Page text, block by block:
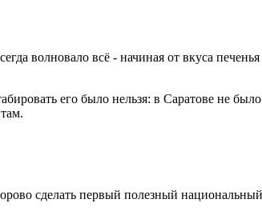
волновало всё - начиная от вкуса
его было нельзя: в Саратове не
сделать первый полезный